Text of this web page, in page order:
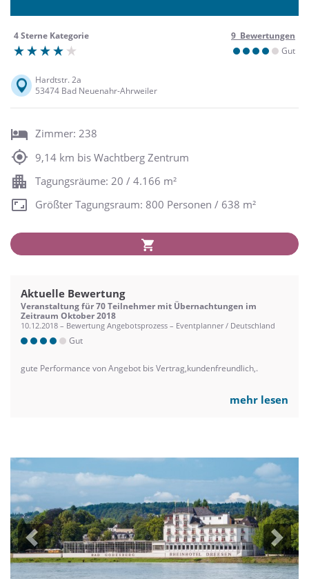
4 Sterne Kategorie
9 Bewertungen
Gut
Hardtstr. 2a
53474 Bad Neuenahr-Ahrweiler
Zimmer: 238
9,14 km bis Wachtberg Zentrum
Tagungsräume: 20 / 4.166 m²
Größter Tagungsraum: 800 Personen / 638 m²
Aktuelle Bewertung
Veranstaltung für 70 Teilnehmer mit Übernachtungen im
Zeitraum Oktober 2018
10.12.2018 – Bewertung Angebotsprozess – Eventplanner / Deutschland
Gut
gute Performance von Angebot bis Vertrag,kundenfreundlich,.
mehr lesen
Previous Next